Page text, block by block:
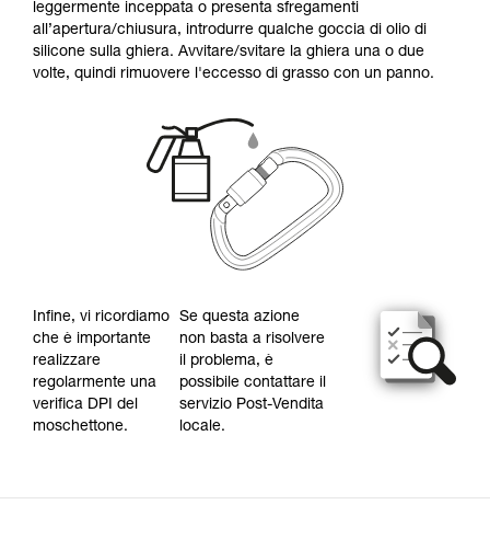
leggermente inceppata o presenta sfregamenti
all’apertura/chiusura, introdurre qualche goccia di olio di
silicone sulla ghiera. Avvitare/svitare la ghiera una o due
volte, quindi rimuovere l'eccesso di grasso con un panno.
Infine, vi ricordiamo
che è importante
realizzare
regolarmente una
verifica DPI del
moschettone.
Se questa azione
non basta a risolvere
il problema, è
possibile contattare il
servizio Post-Vendita
locale.